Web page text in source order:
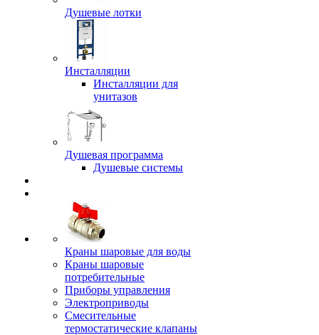
Душевые лотки
Инсталляции
Инсталляции для
унитазов
Душевая программа
Душевые системы
Краны шаровые для воды
Краны шаровые
потребительные
Приборы управления
Электроприводы
Смесительные
термостатические клапаны